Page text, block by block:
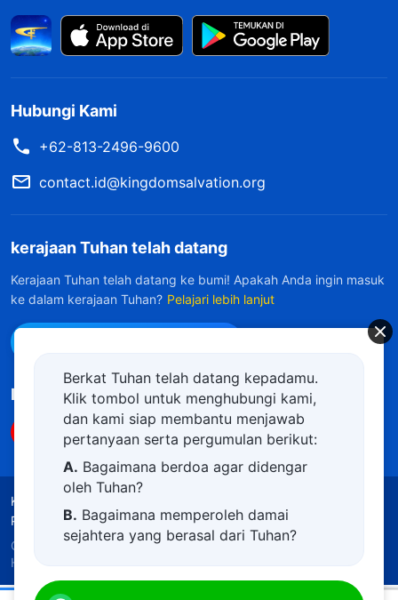
Hubungi Kami
+62-813-2496-9600
contact.id@kingdomsalvation.org
kerajaan Tuhan telah datang
Kerajaan Tuhan telah datang ke bumi! Apakah Anda ingin masuk
ke dalam kerajaan Tuhan? Pelajari lebih lanjut
Ikuti Kami
Ketentuan Penggunaan
Penghargaan
Kebijakan Cookie
Copyright © 2026Gereja Tuhan Yang Mahakuasa.
Hak Cipta Dilindungi Undang-Undang.
Berkat Tuhan telah datang kepadamu.
Klik tombol untuk menghubungi kami,
dan kami siap membantu menjawab
pertanyaan serta pergumulan berikut:
A. Bagaimana berdoa agar didengar
oleh Tuhan?
B. Bagaimana memperoleh damai
sejahtera yang berasal dari Tuhan?
D.